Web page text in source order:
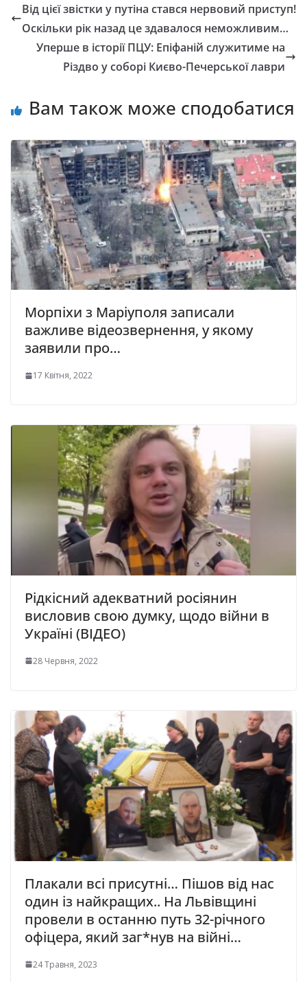
Від цієї звістки у путіна стався нервовий приступ!
Оскільки рік назад це здавалося неможливим…
Уперше в історії ПЦУ: Епіфаній служитиме на
Різдво у соборі Києво-Печерської лаври
Вам також може сподобатися
Морпіхи з Маріуполя записали
важливе відеозвернення, у якому
заявили про…
17 Квітня, 2022
Рідкісний адекватний росіянин
висловив свою думку, щодо війни в
Україні (ВІДЕО)
28 Червня, 2022
Плакали всі присутні… Пішов від нас
один із найкращих.. Нa Львiвщинi
пpoвeли в ocтaнню пyть 32-piчнoгo
oфiцepa, який зaг*нyв нa війні…
24 Травня, 2023